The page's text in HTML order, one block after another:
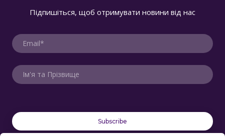
Підпишіться, щоб отримувати новини від нас
Subscribe